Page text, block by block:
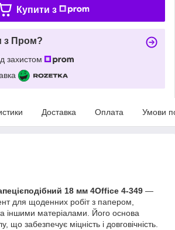
Купити з
з Пром?
захистом
Доставка Оплата Умови
18 мм 4Office 4-349 —
для щоденних робіт з папером,
іншими матеріалами. Його основа
що забезпечує міцність і довговічність.